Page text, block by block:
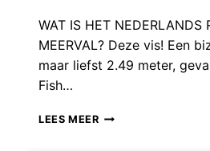
WAT IS HET NEDERLANDS
MEERVAL? Deze vis! Een
maar liefst 2.49 meter,
Fish…
LEES MEERMOHAMMED